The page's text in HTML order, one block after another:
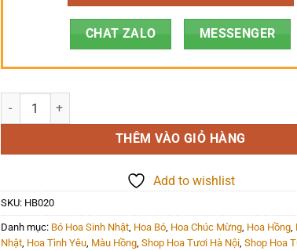
CHAT ZALO MESSENGER
Hoa Bó - HB020 số lượng
THÊM VÀO GIỎ HÀNG
Add to wishlist
SKU: HB020
Danh mục: Bó Hoa Sinh Nhật, Hoa Bó, Hoa Chúc Mừng, Hoa Hồng,
Nhật, Hoa Tình Yêu, Màu Hồng, Shop Hoa Tươi Hà Nội, Shop Hoa